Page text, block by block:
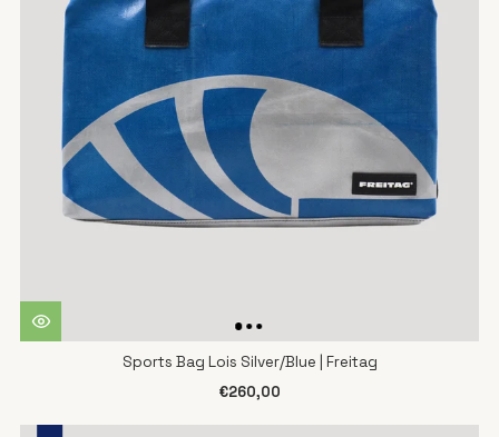
Sports Bag Lois Silver/Blue | Freitag
€260,00